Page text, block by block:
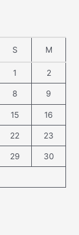
S M
1 2
8 9
15 16
22 23
29 30